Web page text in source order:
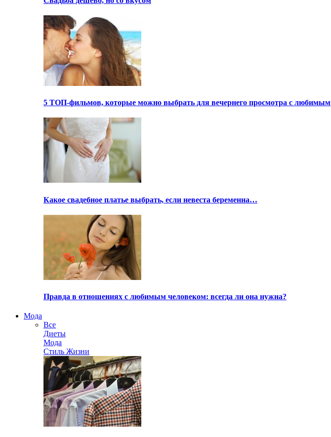
5 ТОП-фильмов, которые можно выбрать для вечернего просмотра с любимым
Какое свадебное платье выбрать, если невеста беременна…
Правда в отношениях с любимым человеком: всегда ли она нужна?
Мода
Все
Диеты
Мода
Стиль Жизни